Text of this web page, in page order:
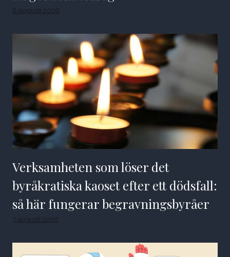
8 augusti 2026
Verksamheten som löser det
byråkratiska kaoset efter ett dödsfall:
så här fungerar begravningsbyråer
7 augusti 2026